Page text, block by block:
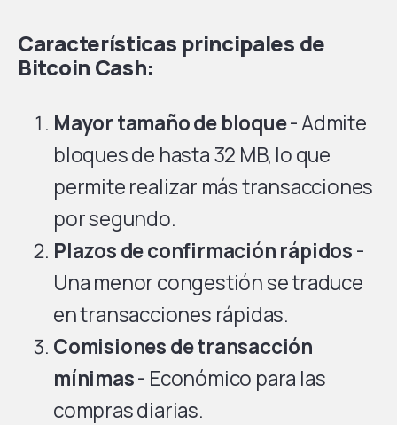
Características principales de
Bitcoin Cash:
Mayor tamaño de bloque- Admite
bloques de hasta 32 MB, lo que
permite realizar más transacciones
por segundo.
Plazos de confirmación rápidos-
Una menor congestión se traduce
en transacciones rápidas.
Comisiones de transacción
mínimas- Económico para las
compras diarias.